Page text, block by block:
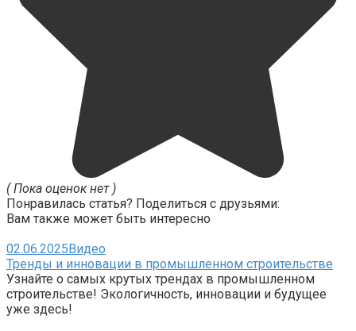
( Пока оценок нет )
Понравилась статья? Поделиться с друзьями:
Вам также может быть интересно
02.06.2025 Видео
Тренды и инновации в промышленном строительстве
Узнайте о самых крутых трендах в промышленном
строительстве! Экологичность, инновации и будущее
уже здесь!